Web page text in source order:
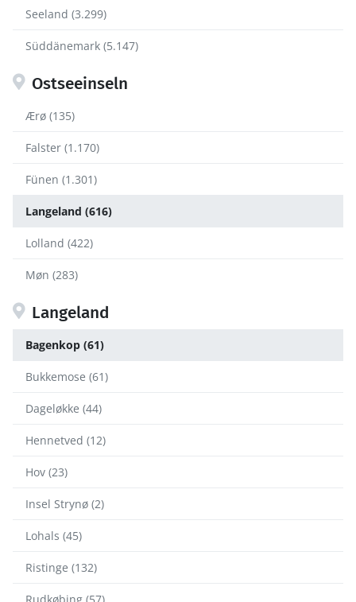
Seeland (3.299)
Süddänemark (5.147)
Ostseeinseln
Ærø (135)
Falster (1.170)
Fünen (1.301)
Langeland (616)
Lolland (422)
Møn (283)
Langeland
Bagenkop (61)
Bukkemose (61)
Dageløkke (44)
Hennetved (12)
Hov (23)
Insel Strynø (2)
Lohals (45)
Ristinge (132)
Rudkøbing (57)